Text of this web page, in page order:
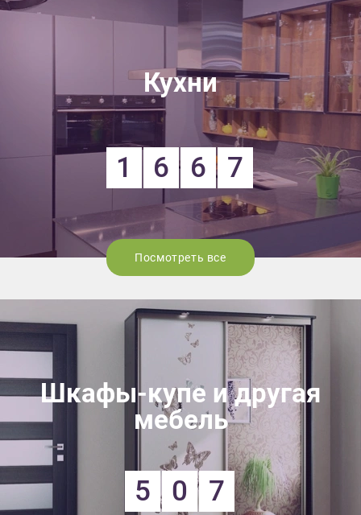
Кухни
1 6 6 7
Посмотреть все
Шкафы-купе и другая
мебель
5 0 7